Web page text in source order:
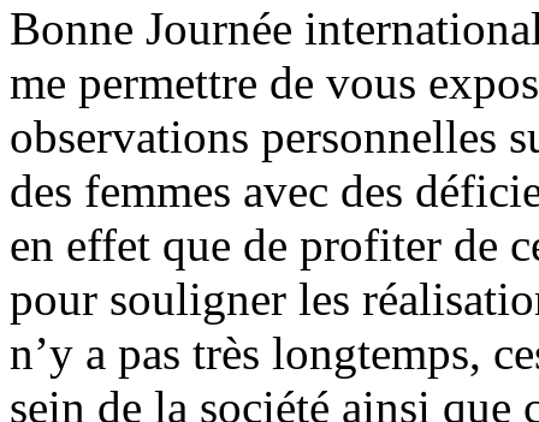
Bonne Journée
me permettre de vous
observations personnelles
des femmes avec des
en effet que de profiter de
pour souligner les
n’y a pas très longtemps,
sein de la société ainsi que